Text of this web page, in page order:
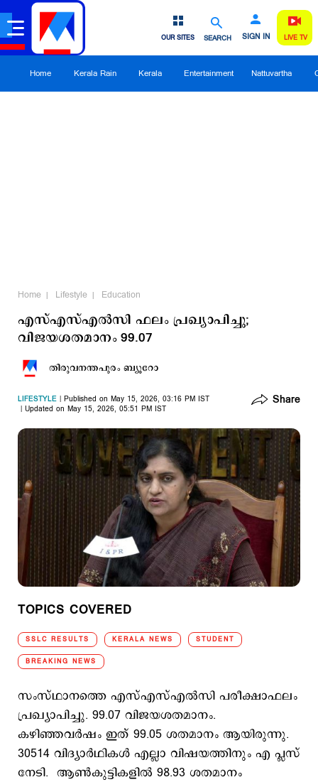
SEARCH SIGN IN
OUR SITES LIVE TV
Home Kerala Rain Kerala Entertainment Nattuvartha
Home Lifestyle Education
എസ്എസ്എല്‍സി ഫലം പ്രഖ്യാപിച്ചു;
വിജയശതമാനം 99.07
തിരുവനന്തപുരം ബ്യൂറോ
LIFESTYLE
Published on May 15, 2026, 03:16 PM IST
Updated on May 15, 2026, 05:51 PM IST
Share
TOPICS COVERED
SSLC RESULTS KERALA NEWS STUDENT
BREAKING NEWS
സംസ്ഥാനത്തെ എസ്എസ്എല്‍സി പരീക്ഷാഫലം
പ്രഖ്യാപിച്ചു. 99.07 വിജയശതമാനം.
കഴിഞ്ഞവര്‍ഷം ഇത് 99.05 ശതമാനം ആയിരുന്നു.
30514 വിദ്യാര്‍ഥികള്‍ എല്ലാ വിഷയത്തിനും എ പ്ലസ്
നേടി. ആണ്‍കുട്ടികളില്‍ 98.93 ശതമാനം